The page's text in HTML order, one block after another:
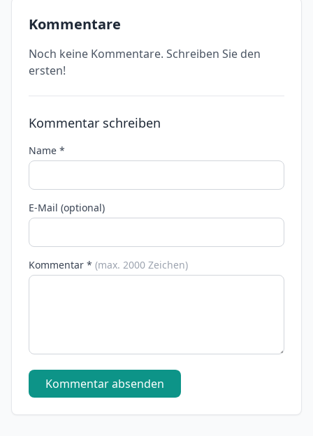
Kommentare
Noch keine Kommentare. Schreiben Sie den
ersten!
Kommentar schreiben
Name *
E-Mail (optional)
Kommentar * (max. 2000 Zeichen)
Kommentar absenden